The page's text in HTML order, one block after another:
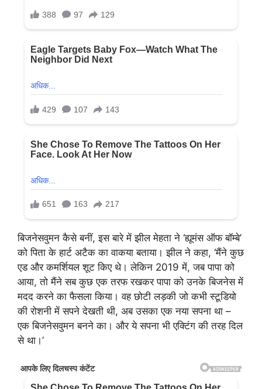
बिजनेसवुमन कैसे बनीं, इस बारे में झील मेहता ने ‘ह्यूमंस ऑफ बॉम्बे’
को पिता के हार्ट अटैक का वाकया बताया। झील ने कहा, ‘मैंने कुछ
एड और कमर्शियल शूट किए थे। लेकिन 2019 में, जब पापा को
आया, तो मैंने सब कुछ एक तरफ रखकर पापा को उनके बिजनेस में
मदद करने का फैसला किया। वह छोटी लड़की जो कभी स्टूडियो
की रोशनी में सपने देखती थी, अब उसका एक नया सपना था –
एक बिजनेसवुमन बनने का। और ये सपना भी एक्टिंग की तरह दिल
से था।’